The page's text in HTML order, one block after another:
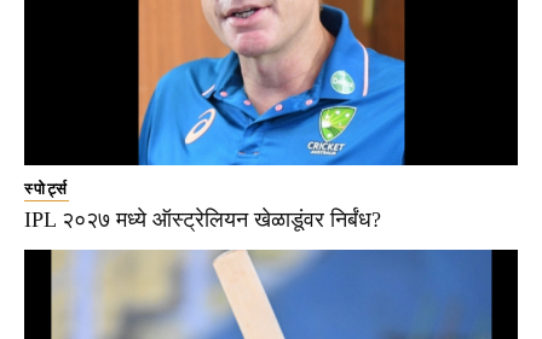
स्पोर्ट्स
IPL २०२७ मध्ये ऑस्ट्रेलियन खेळाडूंवर निर्बंध?